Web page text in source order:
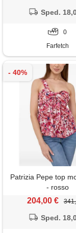
Sped.
0
Farfetch
Patrizia Pepe top
- rosso
204,00 €
Sped.